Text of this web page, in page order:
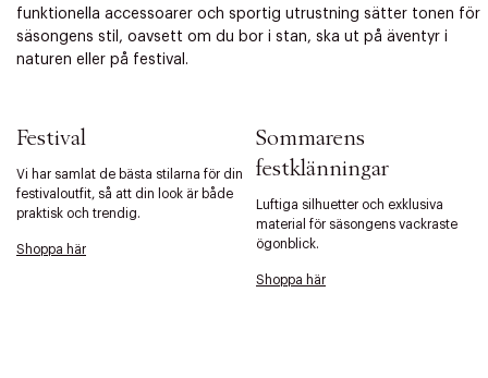
funktionella accessoarer och sportig utrustning sätter tonen för
säsongens stil, oavsett om du bor i stan, ska ut på äventyr i
naturen eller på festival.
Festival
Vi har samlat de bästa stilarna för din
festivaloutfit, så att din look är både
praktisk och trendig.
Shoppa här
Sommarens
festklänningar
Luftiga silhuetter och exklusiva
material för säsongens vackraste
ögonblick.
Shoppa här